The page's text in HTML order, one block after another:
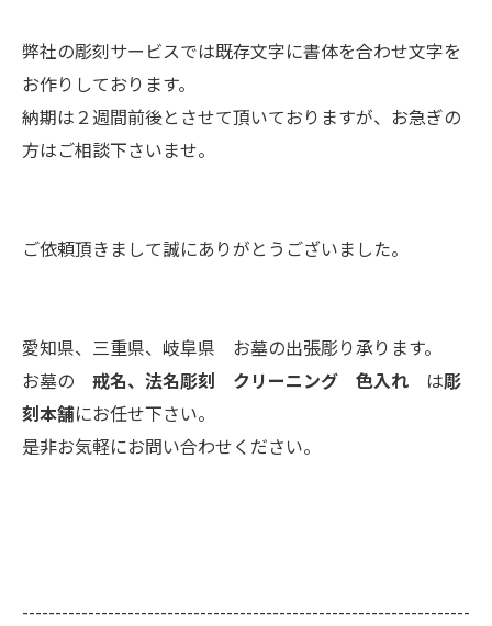
弊社の彫刻サービスでは既存文字に書体を合わせ文字を
お作りしております。
納期は２週間前後とさせて頂いておりますが、お急ぎの
方はご相談下さいませ。
ご依頼頂きまして誠にありがとうございました。
愛知県、三重県、岐阜県 お墓の出張彫り承ります。
お墓の 戒名、法名彫刻 クリーニング 色入れ は彫
刻本舗にお任せ下さい。
是非お気軽にお問い合わせください。
--------------------------------------------------------------------